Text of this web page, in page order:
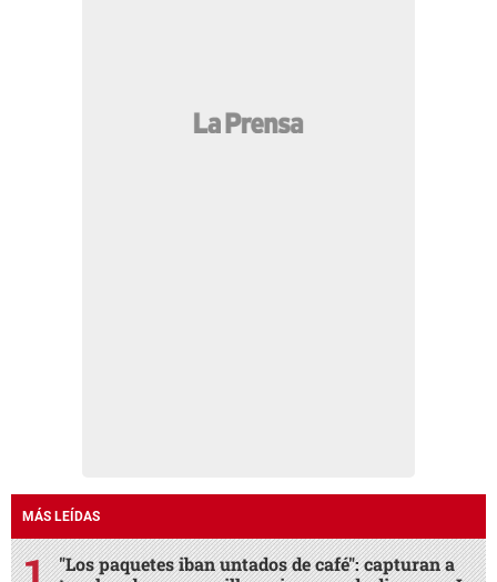
MÁS LEÍDAS
"Los paquetes iban untados de café": capturan a